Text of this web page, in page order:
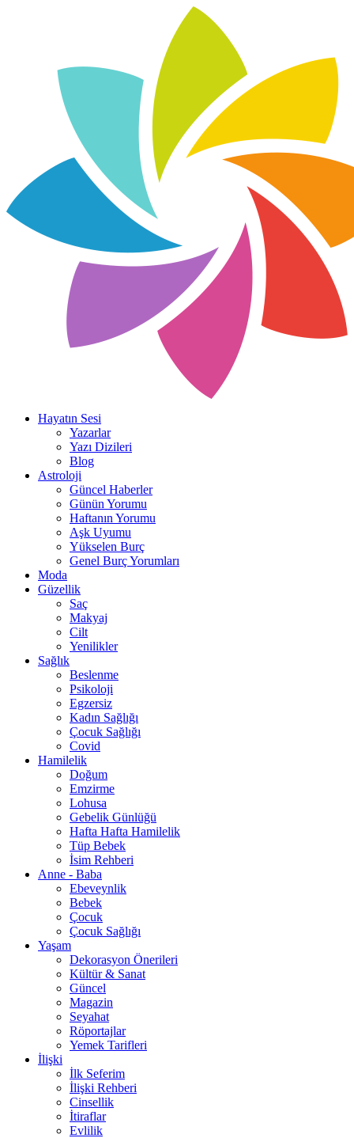
Hayatın Sesi
Yazarlar
Yazı Dizileri
Blog
Astroloji
Güncel Haberler
Günün Yorumu
Haftanın Yorumu
Aşk Uyumu
Yükselen Burç
Genel Burç Yorumları
Moda
Güzellik
Saç
Makyaj
Cilt
Yenilikler
Sağlık
Beslenme
Psikoloji
Egzersiz
Kadın Sağlığı
Çocuk Sağlığı
Covid
Hamilelik
Doğum
Emzirme
Lohusa
Gebelik Günlüğü
Hafta Hafta Hamilelik
Tüp Bebek
İsim Rehberi
Anne - Baba
Ebeveynlik
Bebek
Çocuk
Çocuk Sağlığı
Yaşam
Dekorasyon Önerileri
Kültür & Sanat
Güncel
Magazin
Seyahat
Röportajlar
Yemek Tarifleri
İlişki
İlk Seferim
İlişki Rehberi
Cinsellik
İtiraflar
Evlilik